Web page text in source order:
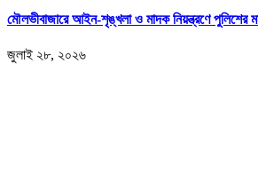
মৌলভীবাজারে আইন-শৃঙ্খলা ও মাদক নিয়ন্ত্রণে পুলিশের
জুলাই ২৮, ২০২৬